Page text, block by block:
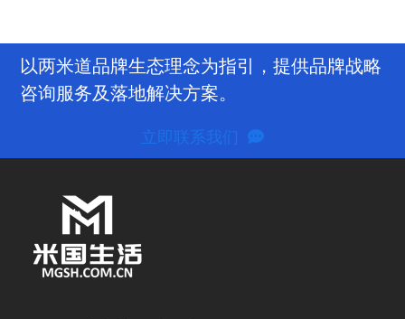
围：
¥12,000.00
至
¥36,000.00
以两米道品牌生态理念为指引，提供品牌战略
咨询服务及落地解决方案。
立即联系我们